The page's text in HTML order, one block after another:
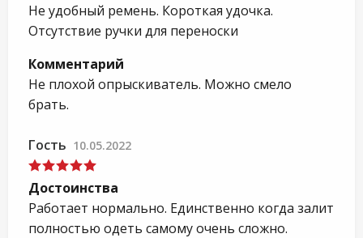
Не удобный ремень. Короткая удочка.
Отсутствие ручки для переноски
Комментарий
Не плохой опрыскиватель. Можно смело
брать.
Гость 10.05.2022
Достоинства
Работает нормально. Единственно когда залит
полностью одеть самому очень сложно.